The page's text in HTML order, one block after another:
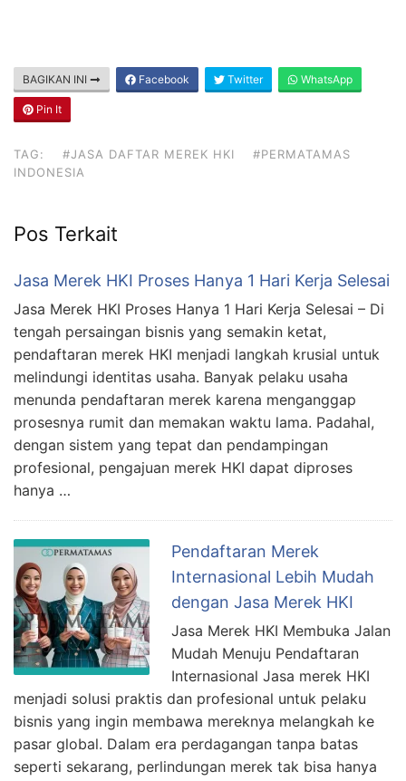
BAGIKAN INI Facebook Twitter WhatsApp
Pin It
TAG: #JASA DAFTAR MEREK HKI
#PERMATAMAS
INDONESIA
Pos Terkait
Jasa Merek HKI Proses Hanya 1 Hari Kerja Selesai
Jasa Merek HKI Proses Hanya 1 Hari Kerja Selesai – Di
tengah persaingan bisnis yang semakin ketat,
pendaftaran merek HKI menjadi langkah krusial untuk
melindungi identitas usaha. Banyak pelaku usaha
menunda pendaftaran merek karena menganggap
prosesnya rumit dan memakan waktu lama. Padahal,
dengan sistem yang tepat dan pendampingan
profesional, pengajuan merek HKI dapat diproses
hanya …
Pendaftaran Merek
Internasional Lebih Mudah
dengan Jasa Merek HKI
Jasa Merek HKI Membuka Jalan
Mudah Menuju Pendaftaran
Internasional Jasa merek HKI
menjadi solusi praktis dan profesional untuk pelaku
bisnis yang ingin membawa mereknya melangkah ke
pasar global. Dalam era perdagangan tanpa batas
seperti sekarang, perlindungan merek tak bisa hanya